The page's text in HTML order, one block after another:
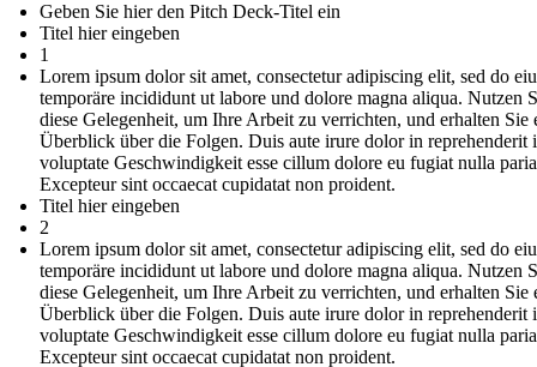
Geben Sie hier den Pitch Deck-Titel ein
Titel hier eingeben
1
Lorem ipsum dolor sit amet, consectetur adipiscing elit, sed do
temporäre incididunt ut labore und dolore magna aliqua. Nutzen
diese Gelegenheit, um Ihre Arbeit zu verrichten, und erhalten Sie
Überblick über die Folgen. Duis aute irure dolor in reprehenderit
voluptate Geschwindigkeit esse cillum dolore eu fugiat nulla
Excepteur sint occaecat cupidatat non proident.
Titel hier eingeben
2
Lorem ipsum dolor sit amet, consectetur adipiscing elit, sed do
temporäre incididunt ut labore und dolore magna aliqua. Nutzen
diese Gelegenheit, um Ihre Arbeit zu verrichten, und erhalten Sie
Überblick über die Folgen. Duis aute irure dolor in reprehenderit
voluptate Geschwindigkeit esse cillum dolore eu fugiat nulla
Excepteur sint occaecat cupidatat non proident.